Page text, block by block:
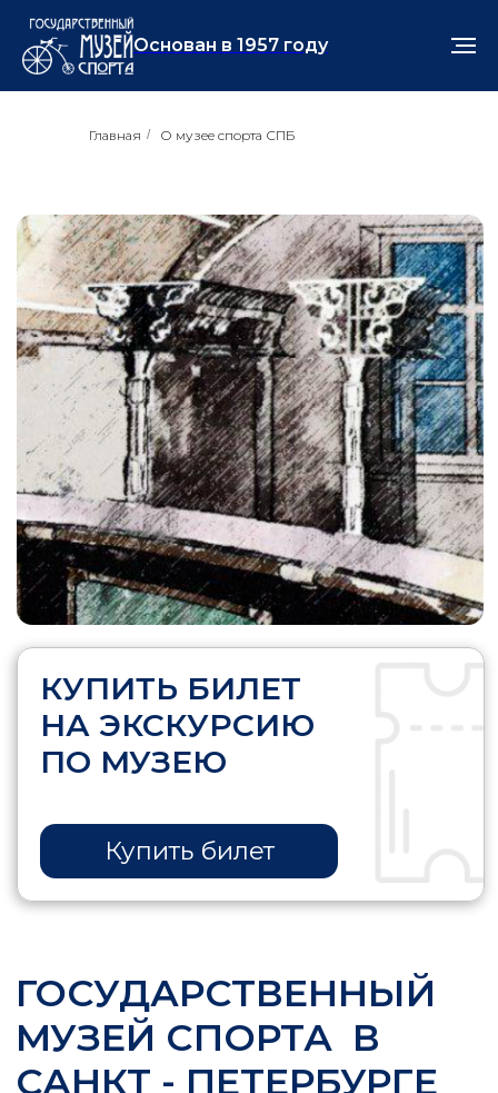
Основан в 1957 году
Главная / О музее спорта СПБ
КУПИТЬ БИЛЕТ
НА ЭКСКУРСИЮ
ПО МУЗЕЮ
Купить билет
Выставочное пространство музея
расположено в двух залах: зал
постоянной экспозиции носит
название «История отечественного
спорта». В нем отражены основные
Государственный музей спорта
находится в самом сердце города —
на набережной реки Мойки, д. 23, в
старинном здании с богатой
историей. Петербуржцы его знают
ГОСУДАРСТВЕННЫЙ
МУЗЕЙ СПОРТА В
САНКТ - ПЕТЕРБУРГЕ